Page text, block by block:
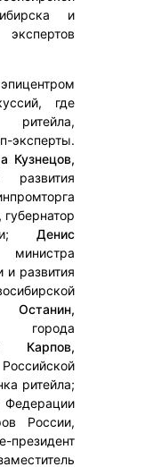
и
где
эксперты.
Кузнецов,
развития
губернатор
Денис
и развития
города
Карпов,
ритейла;
Федерации
России,
президент